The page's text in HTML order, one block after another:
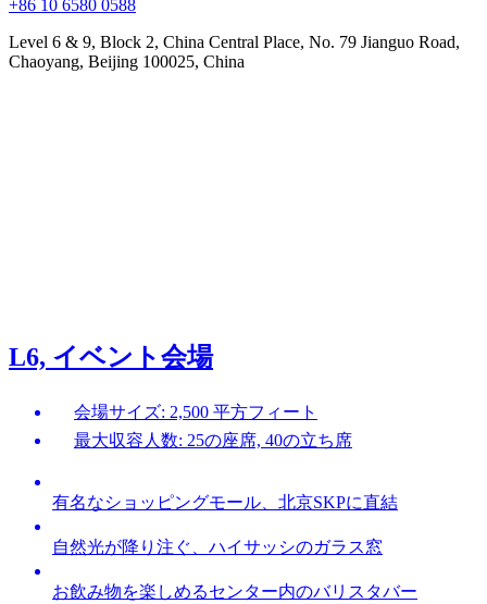
+86 10 6580 0588
Level 6 & 9, Block 2, China Central Place, No. 79 Jianguo Road,
Chaoyang, Beijing 100025, China
L6, イベント会場
会場サイズ: 2,500 平方フィート
最大収容人数: 25の座席, 40の立ち席
有名なショッピングモール、北京SKPに直結
自然光が降り注ぐ、ハイサッシのガラス窓
お飲み物を楽しめるセンター内のバリスタバー